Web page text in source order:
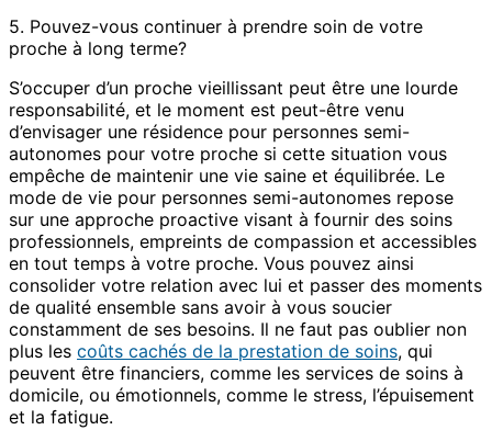
5. Pouvez-vous continuer à prendre soin de votre
proche à long terme?
S’occuper d’un proche vieillissant peut être une lourde
responsabilité, et le moment est peut-être venu
d’envisager une résidence pour personnes semi-
autonomes pour votre proche si cette situation vous
empêche de maintenir une vie saine et équilibrée. Le
mode de vie pour personnes semi-autonomes repose
sur une approche proactive visant à fournir des soins
professionnels, empreints de compassion et accessibles
en tout temps à votre proche. Vous pouvez ainsi
consolider votre relation avec lui et passer des moments
de qualité ensemble sans avoir à vous soucier
constamment de ses besoins. Il ne faut pas oublier non
plus les coûts cachés de la prestation de soins, qui
peuvent être financiers, comme les services de soins à
domicile, ou émotionnels, comme le stress, l’épuisement
et la fatigue.